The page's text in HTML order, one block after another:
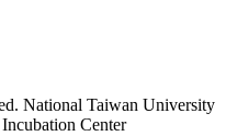
National Taiwan University
Center